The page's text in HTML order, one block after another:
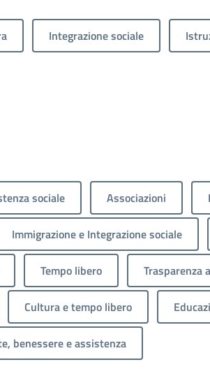
Integrazione sociale
sociale Associazioni
Immigrazione e Integrazione sociale
Tempo libero Trasparenza
Cultura e tempo libero
benessere e assistenza